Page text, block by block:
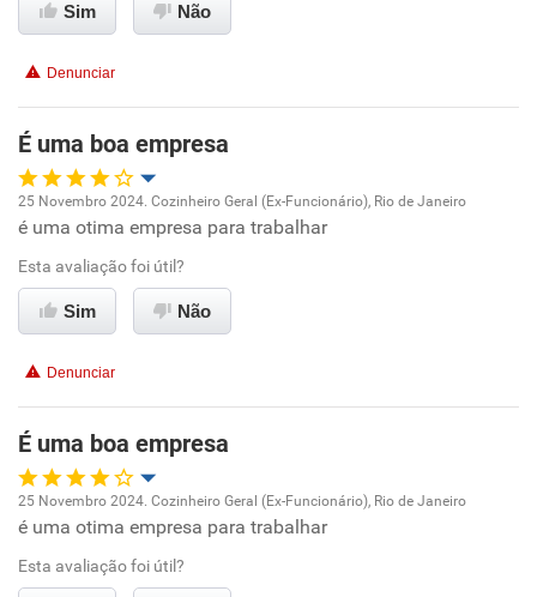
Conciliação com a vida familiar
Recomenda esta empresa
Recomenda a diretoria
Sim Não
Denunciar
É uma boa empresa
Oportunidade de promoção
Ambiente de trabalho
Benefícios
Recomenda esta empresa
Recomenda a diretoria
25 Novembro 2024. Cozinheiro Geral (Ex-Funcionário), Rio de Janeiro
é uma otima empresa para trabalhar
Esta avaliação foi útil?
Sim Não
Denunciar
É uma boa empresa
Oportunidade de promoção
Ambiente de trabalho
25 Novembro 2024. Cozinheiro Geral (Ex-Funcionário), Rio de Janeiro
é uma otima empresa para trabalhar
Esta avaliação foi útil?